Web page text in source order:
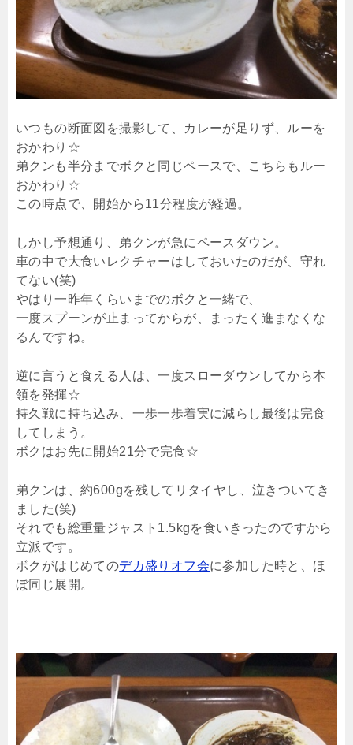
いつもの断面図を撮影して、カレーが足りず、ルーを
おかわり☆
弟クンも半分までボクと同じペースで、こちらもルー
おかわり☆
この時点で、開始から11分程度が経過。
しかし予想通り、弟クンが急にペースダウン。
車の中で大食いレクチャーはしておいたのだが、守れ
てない(笑)
やはり一昨年くらいまでのボクと一緒で、
一度スプーンが止まってからが、まったく進まなくな
るんですね。
逆に言うと食える人は、一度スローダウンしてから本
領を発揮☆
持久戦に持ち込み、一歩一歩着実に減らし最後は完食
してしまう。
ボクはお先に開始21分で完食☆
弟クンは、約600gを残してリタイヤし、泣きついてき
ました(笑)
それでも総重量ジャスト1.5kgを食いきったのですから
立派です。
ボクがはじめてのデカ盛りオフ会に参加した時と、ほ
ぼ同じ展開。